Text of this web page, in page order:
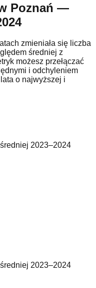
Poznań —
zmieniała się liczba
średniej z
możesz przełączać
i odchyleniem
o najwyższej i
2023–2024
2023–2024